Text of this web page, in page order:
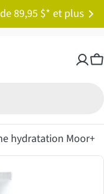
89,95 $* et plus
hydratation Moor+